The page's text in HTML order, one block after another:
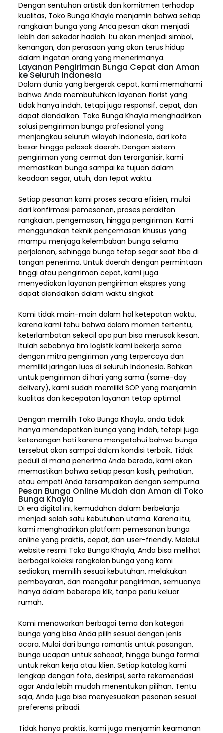
Dengan sentuhan artistik dan komitmen terhadap
kualitas, Toko Bunga Khayla menjamin bahwa setiap
rangkaian bunga yang Anda pesan akan menjadi
lebih dari sekadar hadiah. Itu akan menjadi simbol,
kenangan, dan perasaan yang akan terus hidup
dalam ingatan orang yang menerimanya.
Layanan Pengiriman Bunga Cepat dan Aman
ke Seluruh Indonesia
Dalam dunia yang bergerak cepat, kami memahami
bahwa Anda membutuhkan layanan florist yang
tidak hanya indah, tetapi juga responsif, cepat, dan
dapat diandalkan. Toko Bunga Khayla menghadirkan
solusi pengiriman bunga profesional yang
menjangkau seluruh wilayah Indonesia,dari kota
besar hingga pelosok daerah. Dengan sistem
pengiriman yang cermat dan terorganisir, kami
memastikan bunga sampai ke tujuan dalam
keadaan segar, utuh, dan tepat waktu.
Setiap pesanan kami proses secara efisien, mulai
dari konfirmasi pemesanan, proses perakitan
rangkaian, pengemasan, hingga pengiriman. Kami
menggunakan teknik pengemasan khusus yang
mampu menjaga kelembaban bunga selama
perjalanan, sehingga bunga tetap segar saat tiba di
tangan penerima. Untuk daerah dengan permintaan
tinggi atau pengiriman cepat, kami juga
menyediakan layanan pengiriman ekspres yang
dapat diandalkan dalam waktu singkat.
Kami tidak main-main dalam hal ketepatan waktu,
karena kami tahu bahwa dalam momen tertentu,
keterlambatan sekecil apa pun bisa merusak kesan.
Itulah sebabnya tim logistik kami bekerja sama
dengan mitra pengiriman yang terpercaya dan
memiliki jaringan luas di seluruh Indonesia. Bahkan
untuk pengiriman di hari yang sama (same-day
delivery), kami sudah memiliki SOP yang menjamin
kualitas dan kecepatan layanan tetap optimal.
Dengan memilih Toko Bunga Khayla, anda tidak
hanya mendapatkan bunga yang indah, tetapi juga
ketenangan hati karena mengetahui bahwa bunga
tersebut akan sampai dalam kondisi terbaik. Tidak
peduli di mana penerima Anda berada, kami akan
memastikan bahwa setiap pesan kasih, perhatian,
atau empati Anda tersampaikan dengan sempurna.
Pesan Bunga Online Mudah dan Aman di Toko
Bunga Khayla
Di era digital ini, kemudahan dalam berbelanja
menjadi salah satu kebutuhan utama. Karena itu,
kami menghadirkan platform pemesanan bunga
online yang praktis, cepat, dan user-friendly. Melalui
website resmi Toko Bunga Khayla, Anda bisa melihat
berbagai koleksi rangkaian bunga yang kami
sediakan, memilih sesuai kebutuhan, melakukan
pembayaran, dan mengatur pengiriman,semuanya
hanya dalam beberapa klik, tanpa perlu keluar
rumah.
Kami menawarkan berbagai tema dan kategori
bunga yang bisa Anda pilih sesuai dengan jenis
acara. Mulai dari bunga romantis untuk pasangan,
bunga ucapan untuk sahabat, hingga bunga formal
untuk rekan kerja atau klien. Setiap katalog kami
lengkap dengan foto, deskripsi, serta rekomendasi
agar Anda lebih mudah menentukan pilihan. Tentu
saja, Anda juga bisa menyesuaikan pesanan sesuai
preferensi pribadi.
Tidak hanya praktis, kami juga menjamin keamanan